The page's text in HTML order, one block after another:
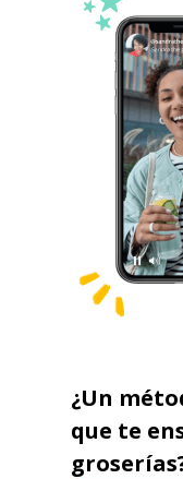
¿Un
que te